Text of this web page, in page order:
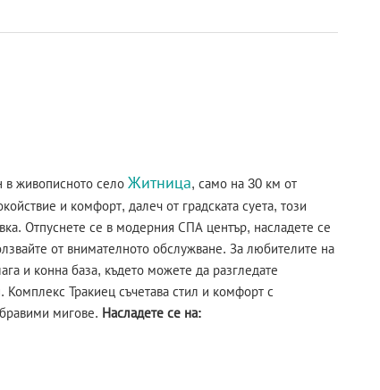
живописното село Житница, само на 30 км от
и комфорт, далеч от градската суета, този
Отпуснете се в модерния СПА център, насладете се
от внимателното обслужване. За любителите на
и конна база, където можете да разгледате
Тракиец съчетава стил и комфорт с
мигове. Насладете се на: